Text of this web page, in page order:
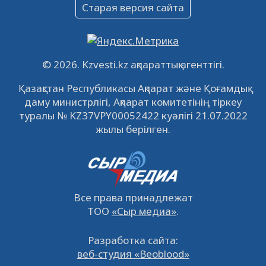
09.12.2022
Свободные рабочие места
встречу с инвесторами в Кызылорде 22
ноября
21.11.2022 14952 0
© 2026. Kzvesti.kz ақпараттық агенттігі.
Қазақстан Республикасы Ақпарат және Қоғамдық
даму министрлігі, Ақпарат комитетінің тіркеу
туралы № KZ37VPY00052422 куәлігі 21.07.2022
жылы берілген.
Все права принадлежат
ТОО «Сыр медиа».
Старая версия сайта
Разработка сайта:
веб-студия «Beoblood»